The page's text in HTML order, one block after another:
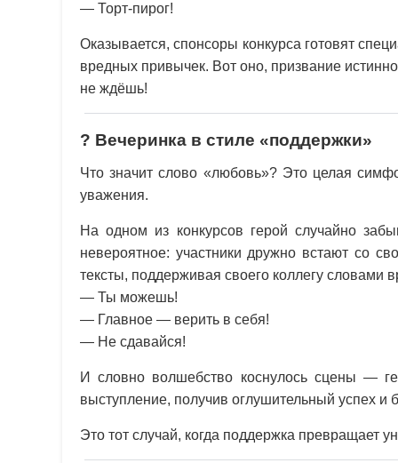
— Торт-пирог!
Оказывается, спонсоры конкурса готовят
вредных привычек. Вот оно, призвание
не ждёшь!
? Вечеринка в стиле «поддержки»
Что значит слово «любовь»? Это целая
уважения.
На одном из конкурсов герой случайно
невероятное: участники дружно встают со
тексты, поддерживая своего коллегу словами
— Ты можешь!
— Главное — верить в себя!
— Не сдавайся!
И словно волшебство коснулось сцены —
выступление, получив оглушительный успех и
Это тот случай, когда поддержка превращает